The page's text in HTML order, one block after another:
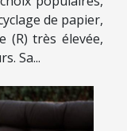
de papier,
(R) très élevée,
Sa...